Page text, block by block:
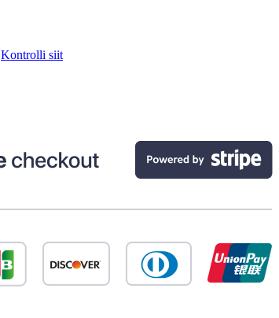
Kontrolli siit